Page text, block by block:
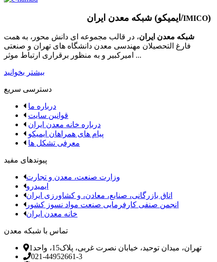
شبکه معدن ایران (ایمیکو/IMICO)
شبکه معدن ایران، در قالب مجموعه ای دانش محور، به همت
فارغ­ التحصیلان مهندسی معدن دانشگاه ­های تهران و صنعتی
امیرکبیر و به منظور برقراری ارتباط موثر ...
بیشتر بخوانید
دسترسی سریع
درباره ما
قوانین سایت
درباره خانه معدن ایران
پیام های همراهان ایمیکو
معرفی تشکل ها
پیوندهای مفید
وزارت صنعت، معدن و تجارت
ایمیدرو
اتاق بازرگانی، صنایع، معادن، و کشاورزی ایران
انجمن صنفی کارفرمایی صنعت مواد نسوز کشور
خانه معدن ایران
تماس با شبکه معدن
تهران، میدان توحید، خیابان نصرت غربی، پلاک15، واحد1
021-44952661-3